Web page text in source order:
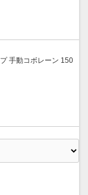
手動コボレーン 150